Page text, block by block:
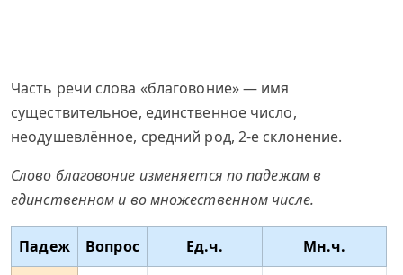
Часть речи слова «благовоние» — имя
существительное, единственное число,
неодушевлённое, средний род, 2-е склонение.
Слово благовоние изменяется по падежам в
единственном и во множественном числе.
Падеж Вопрос Ед.ч.
Мн.ч.